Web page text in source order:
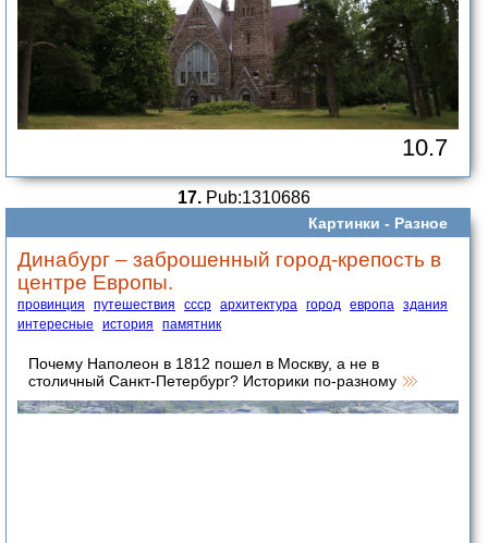
10.7
17. Pub:1310686
Картинки - Разное
Динабург – заброшенный город-крепость в
центре Европы.
провинция путешествия ссср архитектура город европа здания
интересные
история памятник
Почему Наполеон в 1812 пошел в Москву, а не в
столичный Санкт-Петербург? Историки по-разному